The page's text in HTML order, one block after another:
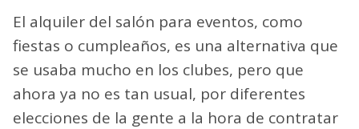
El alquiler del salón para eventos, como
fiestas o cumpleaños, es una alternativa que
se usaba mucho en los clubes, pero que
ahora ya no es tan usual, por diferentes
elecciones de la gente a la hora de contratar